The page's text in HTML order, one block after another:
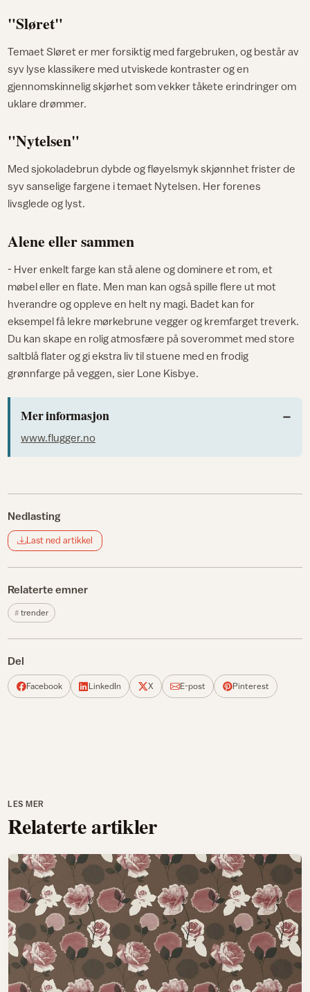
"Sløret"
Temaet Sløret er mer forsiktig med fargebruken, og består av
syv lyse klassikere med utviskede kontraster og en
gjennomskinnelig skjørhet som vekker tåkete erindringer om
uklare drømmer.
"Nytelsen"
Med sjokoladebrun dybde og fløyelsmyk skjønnhet frister de
syv sanselige fargene i temaet Nytelsen. Her forenes
livsglede og lyst.
Alene eller sammen
- Hver enkelt farge kan stå alene og dominere et rom, et
møbel eller en flate. Men man kan også spille flere ut mot
hverandre og oppleve en helt ny magi. Badet kan for
eksempel få lekre mørkebrune vegger og kremfarget treverk.
Du kan skape en rolig atmosfære på soverommet med store
saltblå flater og gi ekstra liv til stuene med en frodig
grønnfarge på veggen, sier Lone Kisbye.
Mer informasjon
www.flugger.no
Nedlasting
Last ned artikkel
Relaterte emner
trender
Del
Facebook LinkedIn X E-post Pinterest
LES MER
Relaterte artikler